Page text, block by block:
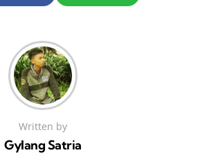
Written by
Gylang Satria